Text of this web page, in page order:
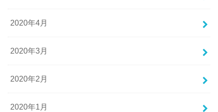
2020年4月
2020年3月
2020年2月
2020年1月